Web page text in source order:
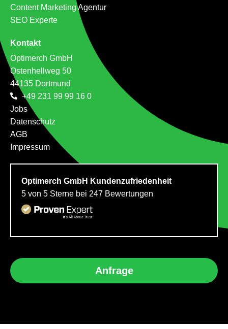
Content Marketing Agentur
SEO Experte
Kontakt
Optimerch GmbH
Ostenhellweg 50
44135 Dortmund
+49 231 99 99 16 0
Jobs
Datenschutz
AGB
Impressum
Optimerch GmbH Kundenzufriedenheit
5 von 5 Sterne bei 247 Bewertungen
Anfrage